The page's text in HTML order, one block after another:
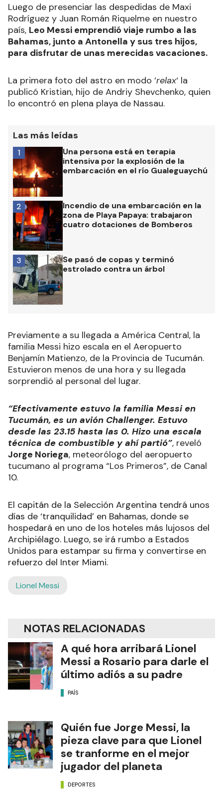
Luego de presenciar las despedidas de Maxi
Rodríguez y Juan Román Riquelme en nuestro
país, Leo Messi emprendió viaje rumbo a las
Bahamas, junto a Antonella y sus tres hijos,
para disfrutar de unas merecidas vacaciones.
La primera foto del astro en modo ‘relax‘ la
publicó Kristian, hijo de Andriy Shevchenko, quien
lo encontró en plena playa de Nassau.
Las más leídas
Una persona está en terapia
intensiva por la explosión de la
embarcación en el río Gualeguaychú
1
Incendio de una embarcación en la
zona de Playa Papaya: trabajaron
cuatro dotaciones de Bomberos
2
Se pasó de copas y terminó
estrolado contra un árbol
3
Previamente a su llegada a América Central, la
familia Messi hizo escala en el Aeropuerto
Benjamín Matienzo, de la Provincia de Tucumán.
Estuvieron menos de una hora y su llegada
sorprendió al personal del lugar.
“Efectivamente estuvo la familia Messi en
Tucumán, es un avión Challenger. Estuvo
desde las 23.15 hasta las 0. Hizo una escala
técnica de combustible y ahí partió”, reveló
Jorge Noriega, meteorólogo del aeropuerto
tucumano al programa “Los Primeros”, de Canal
10.
El capitán de la Selección Argentina tendrá unos
días de ‘tranquilidad’ en Bahamas, donde se
hospedará en uno de los hoteles más lujosos del
Archipiélago. Luego, se irá rumbo a Estados
Unidos para estampar su firma y convertirse en
refuerzo del Inter Miami.
Lionel Messi
NOTAS RELACIONADAS
A qué hora arribará Lionel
Messi a Rosario para darle el
último adiós a su padre
PAÍS
Quién fue Jorge Messi, la
pieza clave para que Lionel
se tranforme en el mejor
jugador del planeta
DEPORTES